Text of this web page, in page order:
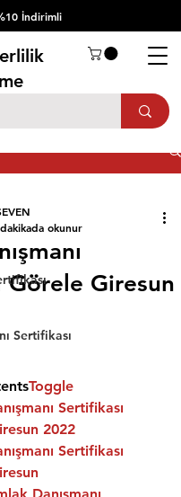
İndirimli
Sertifikası
Görele Giresun
okunur
Toggle
Sertifikası
2022
Sertifikası